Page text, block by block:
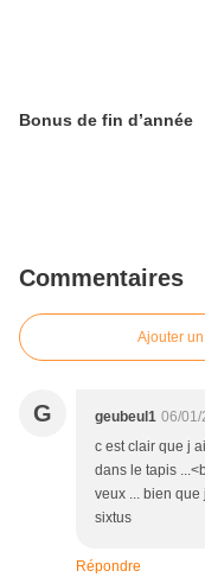
Bonus de fin d’année
Commentaires
Ajouter
G geubeul1 06/01/
c est clair que j
dans le tapis
veux ... bien
sixtus
Répondre